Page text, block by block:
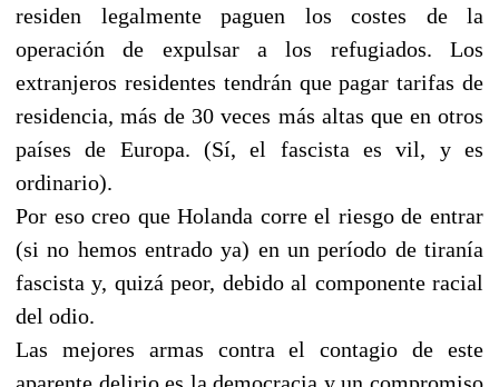
residen legalmente paguen los costes de la
operación de expulsar a los refugiados. Los
extranjeros residentes tendrán que pagar tarifas de
residencia, más de 30 veces más altas que en otros
países de Europa. (Sí, el fascista es vil, y es
ordinario).
Por eso creo que Holanda corre el riesgo de entrar
(si no hemos entrado ya) en un período de tiranía
fascista y, quizá peor, debido al componente racial
del odio.
Las mejores armas contra el contagio de este